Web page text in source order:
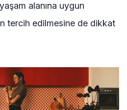
alanına uygun
tercih edilmesine de dikkat